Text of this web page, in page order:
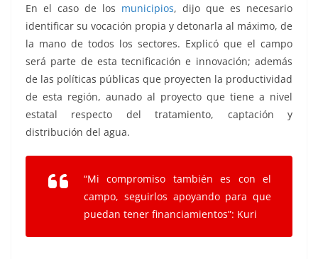
En el caso de los municipios, dijo que es necesario
identificar su vocación propia y detonarla al máximo, de
la mano de todos los sectores. Explicó que el campo
será parte de esta tecnificación e innovación; además
de las políticas públicas que proyecten la productividad
de esta región, aunado al proyecto que tiene a nivel
estatal respecto del tratamiento, captación y
distribución del agua.
“Mi compromiso también es con el
campo, seguirlos apoyando para que
puedan tener financiamientos”: Kuri